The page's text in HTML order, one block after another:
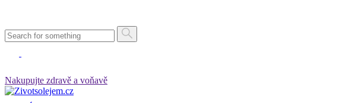
Nakupujte zdravě a voňavě